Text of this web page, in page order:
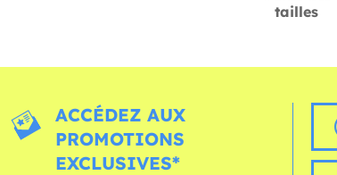
tailles
ACCÉDEZ AUX
PROMOTIONS
EXCLUSIVES*